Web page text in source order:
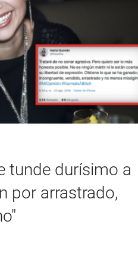
tunde durísimo a
por arrastrado,